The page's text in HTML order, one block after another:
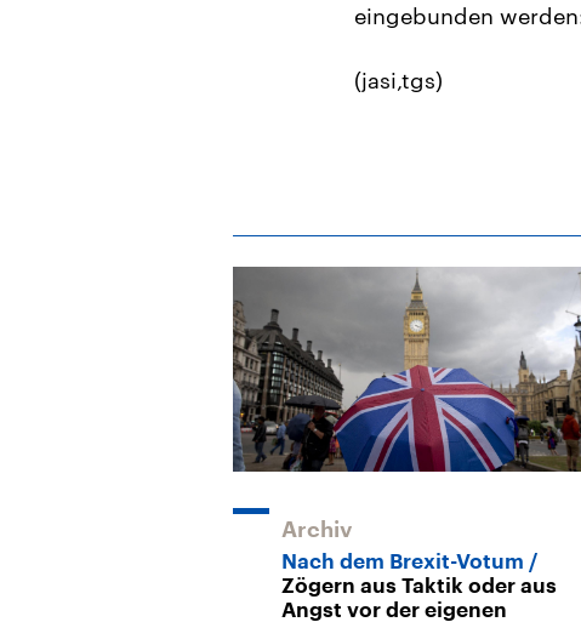
eingebunden
(jasi,tgs)
Archiv
Nach dem Brexit-Votum
Zögern aus Taktik oder aus
Angst vor der eigenen